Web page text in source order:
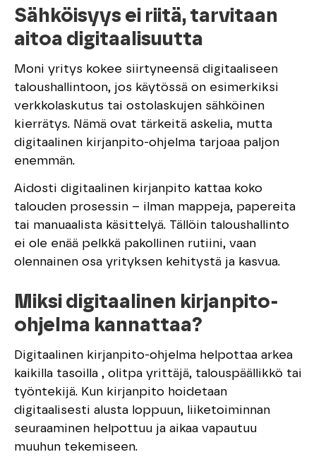
Sähköisyys ei riitä, tarvitaan
aitoa digitaalisuutta
Moni yritys kokee siirtyneensä digitaaliseen
taloushallintoon, jos käytössä on esimerkiksi
verkkolaskutus tai ostolaskujen sähköinen
kierrätys. Nämä ovat tärkeitä askelia, mutta
digitaalinen kirjanpito-ohjelma tarjoaa paljon
enemmän.
Aidosti digitaalinen kirjanpito kattaa koko
talouden prosessin – ilman mappeja, papereita
tai manuaalista käsittelyä. Tällöin taloushallinto
ei ole enää pelkkä pakollinen rutiini, vaan
olennainen osa yrityksen kehitystä ja kasvua.
Miksi digitaalinen kirjanpito-
ohjelma kannattaa?
Digitaalinen kirjanpito-ohjelma helpottaa arkea
kaikilla tasoilla , olitpa yrittäjä, talouspäällikkö tai
työntekijä. Kun kirjanpito hoidetaan
digitaalisesti alusta loppuun, liiketoiminnan
seuraaminen helpottuu ja aikaa vapautuu
muuhun tekemiseen.